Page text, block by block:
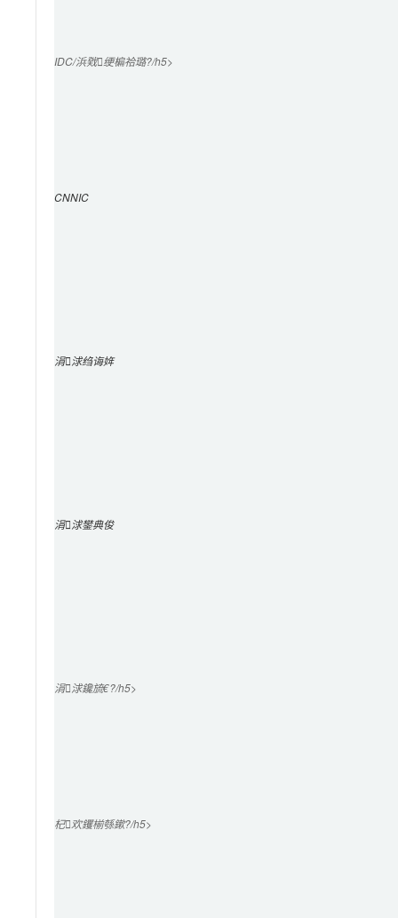
IDC/浜戣绠楄祫璐?/h5>
CNNIC
涓浗绉诲姩
涓浗鐢典俊
涓浗鑱旈€?/h5>
杞欢钁椾綔鏉?/h5>